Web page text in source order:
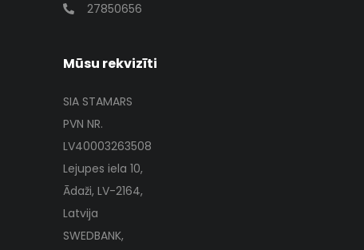
27850656
Mūsu rekvizīti
SIA STAMARS
PVN NR.
LV40003263508
Lejupes iela 10,
Ādaži, LV-2164,
Latvija
SWEDBANK,